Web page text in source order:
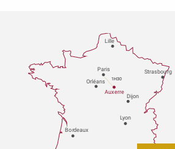
Paris
Dijon
Orléans
Bordeaux
Lyon
Auxerre
Strasbourg
Lille
1H30